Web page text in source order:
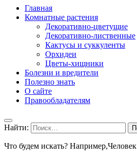
Главная
Комнатные растения
Декоративно-цветущие
Декоративно-лиственные
Кактусы и суккуленты
Орхидеи
Цветы-хищники
Болезни и вредители
Полезно знать
О сайте
Правообладателям
Найти:
Что будем искать? Например,Человек